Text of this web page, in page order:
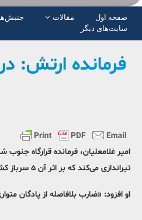
صفحە اول مقالات
سایت‌های دیگر
فرمانده ارتش:
امیر غلامعلیان، فرمانده قرارگاه
تیراندازی می‌کند که بر اثر آن ۵ سرباز کشته می‌شوند.
او افزود: «ضارب بلافاصله از پادگان